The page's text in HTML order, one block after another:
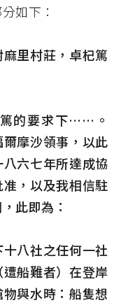
如下：
里村莊，卓杞篤
的要求下……。
摩沙領事，以此
六七年所達成協
，以及我相信駐
此即為：
八社之任何一社
船難者）在登岸
與水時：船隻想